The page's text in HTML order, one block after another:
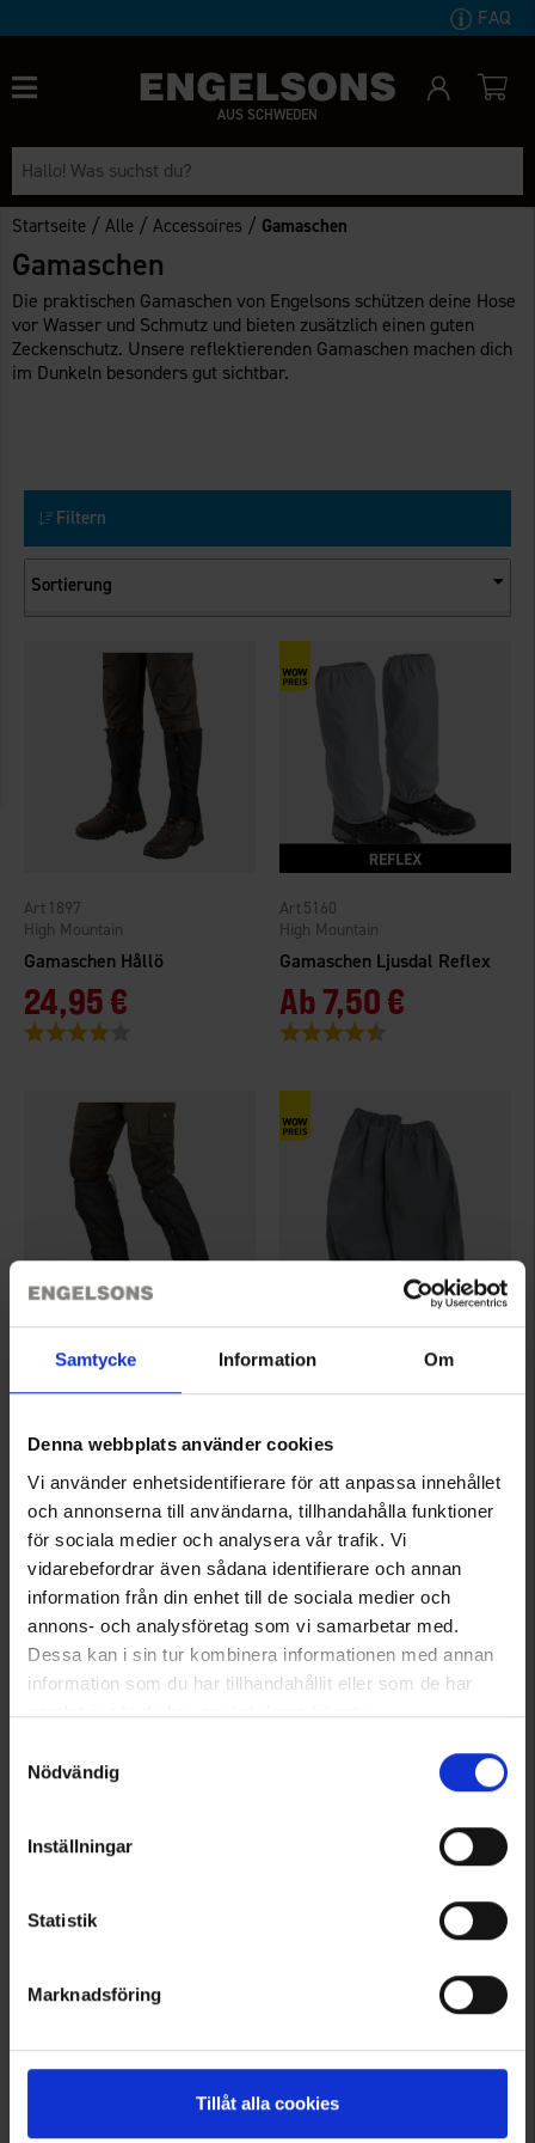
Samtycke Information Om
Denna webbplats använder cookies
Vi använder enhetsidentifierare för att anpassa innehållet
och annonserna till användarna, tillhandahålla funktioner
för sociala medier och analysera vår trafik. Vi
vidarebefordrar även sådana identifierare och annan
information från din enhet till de sociala medier och
annons- och analysföretag som vi samarbetar med.
Dessa kan i sin tur kombinera informationen med annan
information som du har tillhandahållit eller som de har
samlat in när du har använt deras tjänster.
Nödvändig
Inställningar
Statistik
Marknadsföring
Tillåt alla cookies
FAQ
AUS SCHWEDEN
Startseite /Alle /Accessoires / Gamaschen
Gamaschen
Die praktischen Gamaschen von Engelsons schützen deine Hose
vor Wasser und Schmutz und bieten zusätzlich einen guten
Zeckenschutz. Unsere reflektierenden Gamaschen machen dich
im Dunkeln besonders gut sichtbar.
Filtern
Sortierung
Gamaschen Hållö
High Mountain
1897
24,95 €
Bewertung:
Gamaschen Ljusdal Reflex
High Mountain
5160
Ab7,50 €
Bewertung:
1992
19,95 €
Bewertung: 4.3 von 5 Sternen
5199
Ab4,95 €
Bewertung: 4.4 von 5 Sternen
Gamaschen
Bewertung:
Angezeigt werden 1–5 von 5 Produkten
1